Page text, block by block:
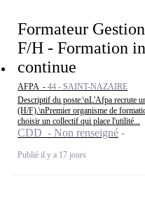
Formateur
F/H - Formation
continue
AFPA - 44 - SAINT-NAZAIRE
Descriptif du poste:\nL'Afpa recrute
(H/F).\nPremier organisme de
choisir un collectif qui place l'utilité...
CDD - Non renseigné
Publié il y a 17 jours